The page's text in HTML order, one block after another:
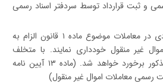
و ثبت قرارداد توسط سردفتر اسناد رسمی
۳- از تنظیم قرارداد عادی در معاملات موضوع ماده ۱ قانون الزام به
غیر منقول خودداری نمایند. با متخلف
مطابق ماده ۱۱ قانون مذکور برخورد خواهد شد. (ماده ۱۳ آیین نامه